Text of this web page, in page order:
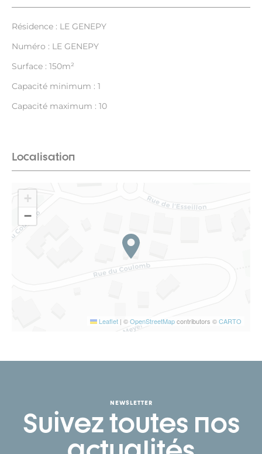
Résidence : LE GENEPY
Numéro : LE GENEPY
Surface : 150m²
Capacité minimum : 1
Capacité maximum : 10
Localisation
+
−
Leaflet | ©OpenStreetMapcontributors ©CARTO
NEWSLETTER
Suivez toutes nos